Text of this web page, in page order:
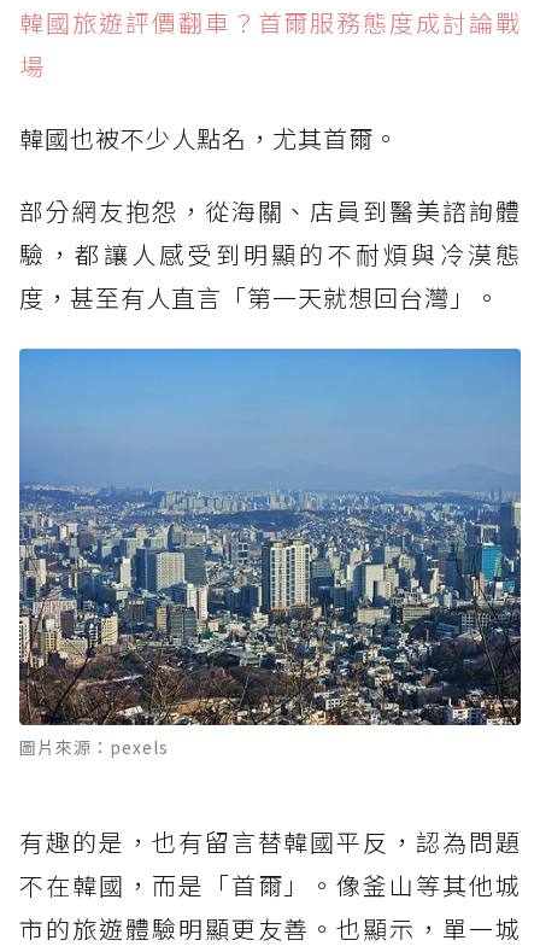
韓國旅遊評價翻車？首爾服務態度成討論戰
場
韓國也被不少人點名，尤其首爾。
部分網友抱怨，從海關、店員到醫美諮詢體
驗，都讓人感受到明顯的不耐煩與冷漠態
度，甚至有人直言「第一天就想回台灣」。
圖片來源：pexels
有趣的是，也有留言替韓國平反，認為問題
不在韓國，而是「首爾」。像釜山等其他城
市的旅遊體驗明顯更友善。也顯示，單一城